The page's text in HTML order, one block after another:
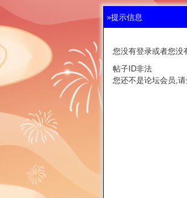
»提示信息
您没有登录或者您没
帖子ID非法
您还不是论坛会员,